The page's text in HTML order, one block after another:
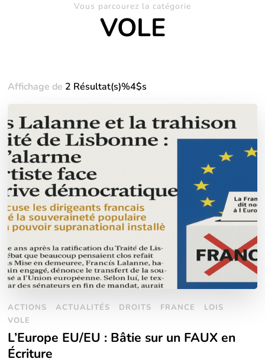
Vous parcourez la catégorie
VOLE
Affichage de 2 Résultat(s)%4$s
ACTIONS ACTUALITÉS DROITS FRANCE
LOIS
VOLE
L’Europe EU/EU : Bâtie sur un FAUX en
Écriture